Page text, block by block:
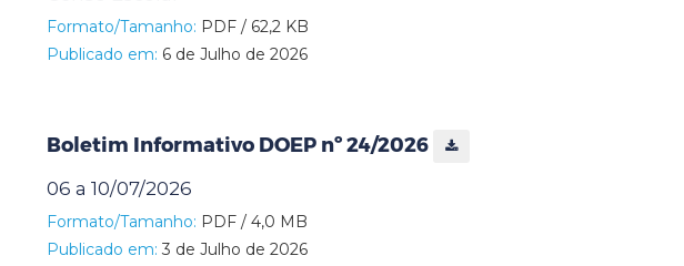
Formato/Tamanho: PDF / 62,2 KB
Publicado em: 6 de Julho de 2026
Boletim Informativo DOEP nº 24/2026
06 a 10/07/2026
Formato/Tamanho: PDF / 4,0 MB
Publicado em: 3 de Julho de 2026